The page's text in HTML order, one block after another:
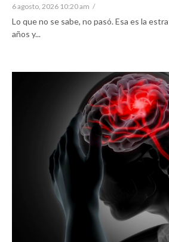
6 agosto, 2026 10:20 am /
Lo que no se sabe, no pasó. Esa es la
años y...